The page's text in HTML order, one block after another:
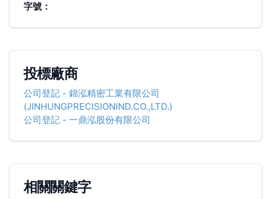
字號：
投標廠商
公司登記- 錦泓精密工業有限公司
(JINHUNGPRECISIONIND.CO.,LTD.)
公司登記- 一鼎泓股份有限公司
相關關鍵字